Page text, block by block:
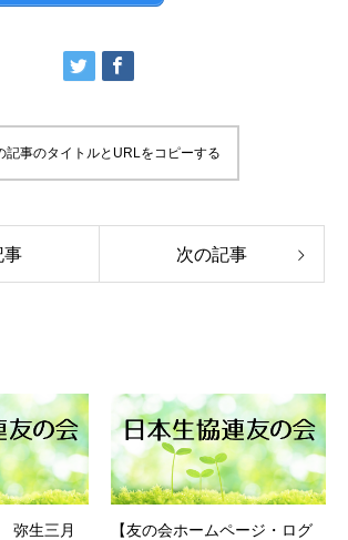
記事のタイトルとURLをコピーする
事 次の記事
弥生三月
【友の会ホームページ・ログ